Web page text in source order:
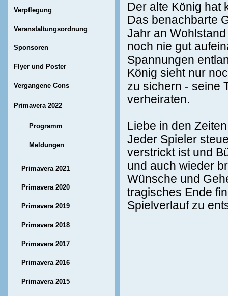
Verpflegung
Veranstaltungsordnung
Sponsoren
Flyer und Poster
Vergangene Cons
Primavera 2022
Programm
Meldungen
Primavera 2021
Primavera 2020
Primavera 2019
Primavera 2018
Primavera 2017
Primavera 2016
Primavera 2015
Der alte König hat
Das benachbarte
Jahr an
noch nie gut
Spannungen
König sieht nur
zu sichern - seine
verheiraten.
Liebe in den
Jeder Spieler
verstrickt ist und
und auch wieder
Wünsche und
tragisches Ende
Spielverlauf zu